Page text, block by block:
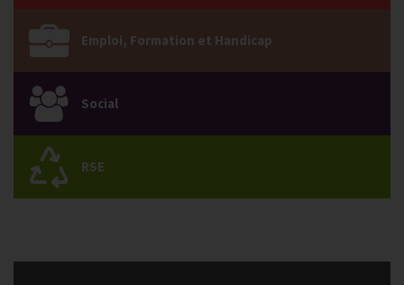
Emploi, Formation et Handicap
Social
RSE